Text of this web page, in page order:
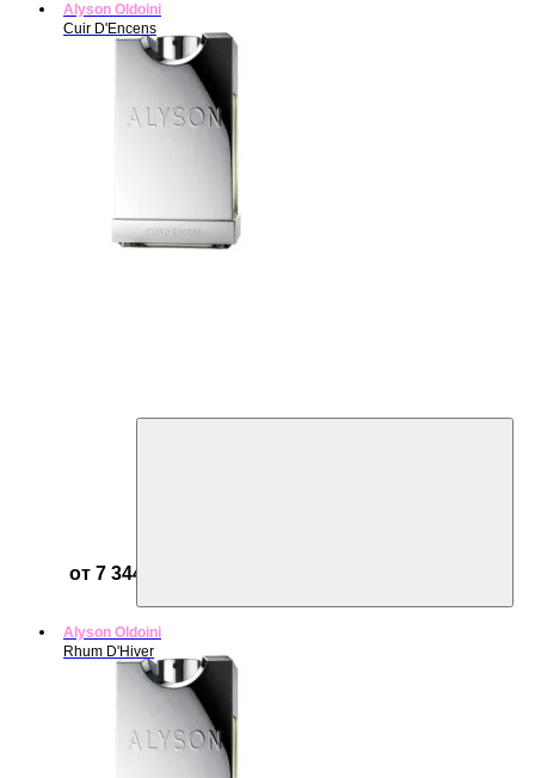
Alyson Oldoini
Cuir D'Encens
от 7 344 ₽
Alyson Oldoini
Rhum D'Hiver